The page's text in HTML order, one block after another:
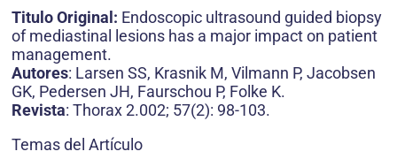
Titulo Original: Endoscopic ultrasound guided biopsy
of mediastinal lesions has a major impact on patient
management.
Autores: Larsen SS, Krasnik M, Vilmann P, Jacobsen
GK, Pedersen JH, Faurschou P, Folke K.
Revista: Thorax 2.002; 57(2): 98-103.
Temas del Artículo